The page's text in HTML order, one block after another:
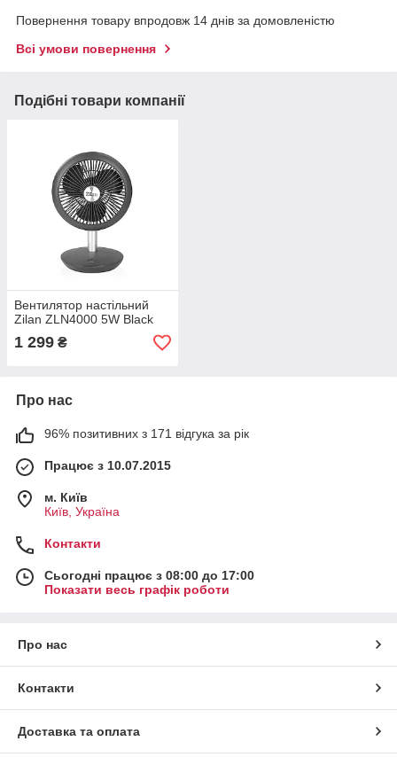
Повернення товару впродовж 14 днів за домовленістю
Всі умови повернення
Подібні товари компанії
Вентилятор настільний
Zilan ZLN4000 5W Black
1 299 ₴
Про нас
96% позитивних з 171 відгука за рік
Працює з 10.07.2015
м. Київ
Київ, Україна
Контакти
Сьогодні працює з 08:00 до 17:00
Показати весь графік роботи
Про нас
Контакти
Доставка та оплата